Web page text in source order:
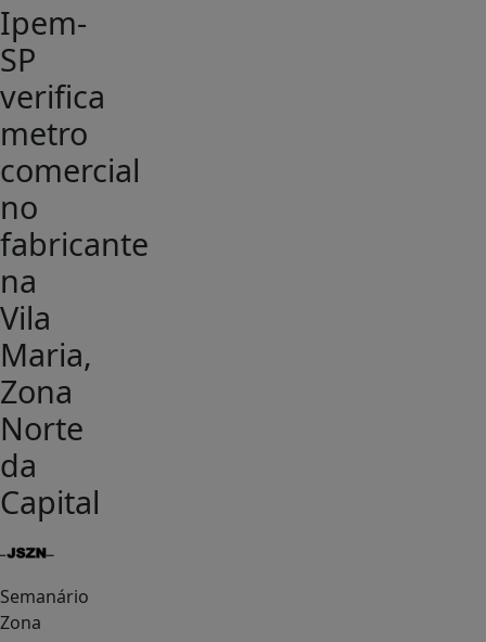
Ipem-
SP
verifica
metro
comercial
no
fabricante
na
Vila
Maria,
Zona
Norte
da
Capital
Semanário
Zona